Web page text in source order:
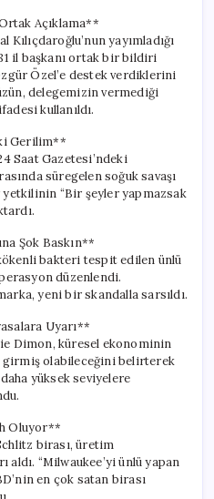
Açıklama**
Kılıçdaroğlu’nun yayımladığı
il başkanı ortak bir bildiri
Özel’e destek verdiklerini
delegemizin vermediği
kullanıldı.
Gerilim**
Saat Gazetesi’ndeki
süregelen soğuk savaşı
yetkilinin “Bir şeyler yapmazsak
Şok Baskın**
bakteri tespit edilen ünlü
düzenlendi.
yeni bir skandalla sarsıldı.
Uyarı**
Dimon, küresel ekonominin
olabileceğini belirterek
yüksek seviyelere
Oluyor**
birası, üretim
“Milwaukee’yi ünlü yapan
en çok satan birası